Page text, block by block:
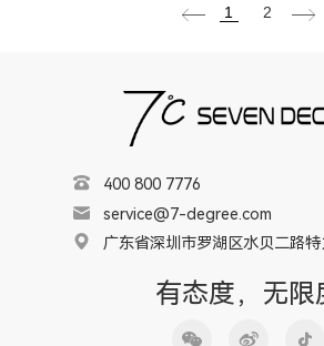
1 2
400 800 7776
service@7-degree.com
广东省深圳市罗湖区水贝二路
有态度，无限